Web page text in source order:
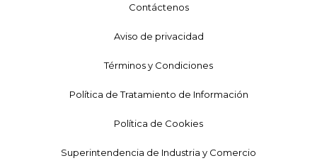
Contáctenos
Aviso de privacidad
Términos y Condiciones
Política de Tratamiento de Información
Política de Cookies
Superintendencia de Industria y Comercio